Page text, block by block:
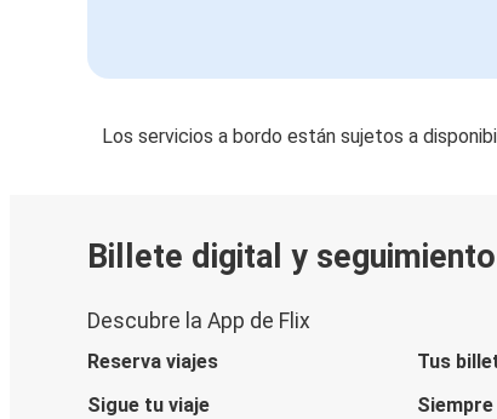
Los servicios a bordo están sujetos a
Billete digital y
Descubre la App de Flix
Reserva viajes
Tus
Sigue tu viaje